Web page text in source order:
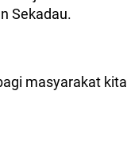
Sekadau.
masyarakat kita